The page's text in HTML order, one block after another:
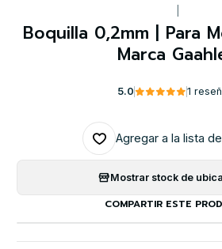
Boquilla 0,2mm | Para
Marca
5.0 1
Agregar a la lista
Mostrar stock de
COMPARTIR ESTE